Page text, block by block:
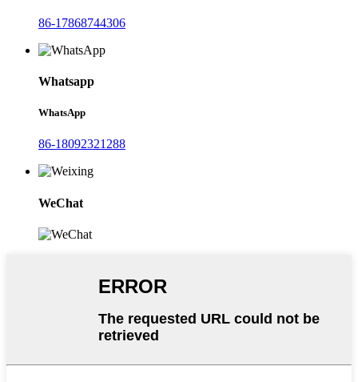
86-17868744306
Whatsapp
WhatsApp
86-18092321288
WeChat